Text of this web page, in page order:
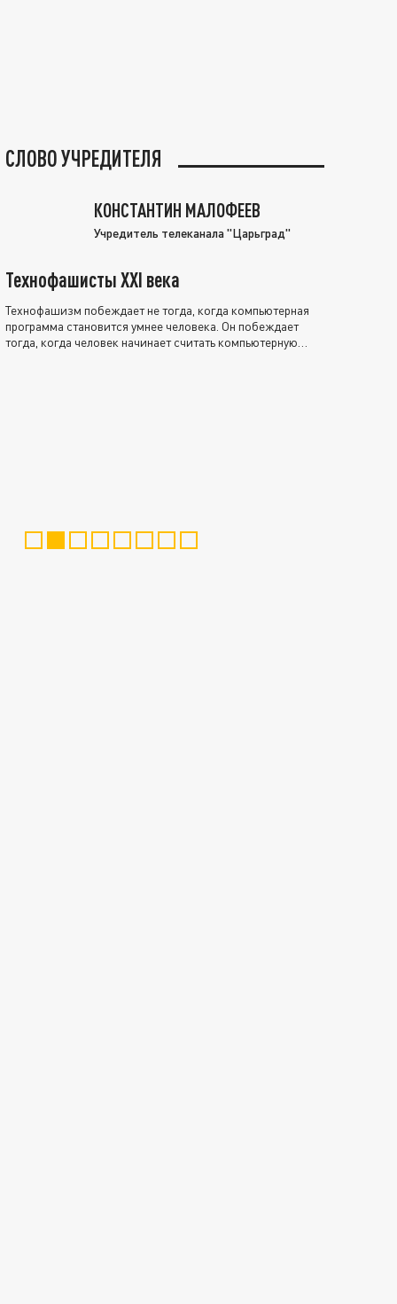
СЛОВО УЧРЕДИТЕЛЯ
КОНСТАНТИН МАЛОФЕЕВ
Учредитель телеканала "Царьград"
Технофашисты XXI века
Технофашизм побеждает не тогда, когда компьютерная
программа становится умнее человека. Он побеждает
тогда, когда человек начинает считать компьютерную